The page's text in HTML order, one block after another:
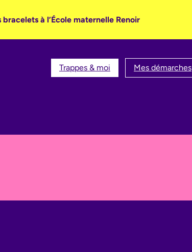
à l’École maternelle Renoir
Mes démarches
Trappes & moi